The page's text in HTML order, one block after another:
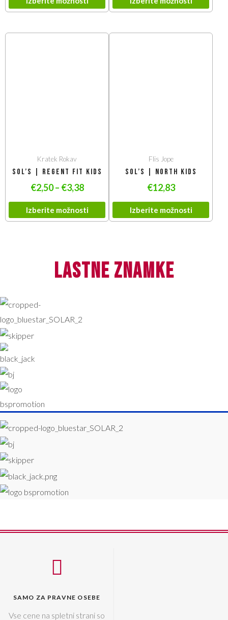
Kratek Rokav
SOL’S | Regent Fit Kids
€2,50– €3,38
Izberite možnosti
Flis Jope
SOL’S | North Kids
€12,83
Izberite možnosti
lastne znamke
SAMO ZA PRAVNE OSEBE
Vse cene na spletni strani so